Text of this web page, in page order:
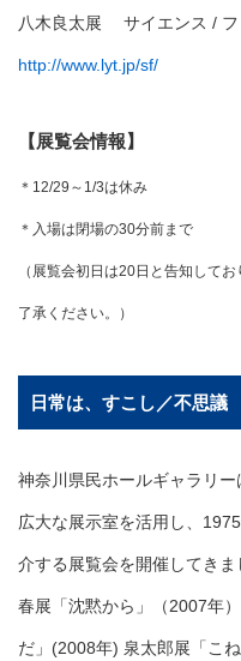
八木良太展 サイエンス / フ
http://www.lyt.jp/sf/
【展覧会情報】
＊12/29～1/3は休み
＊入場は閉場の30分前まで
（展覧会初日は20日と告知して
了承ください。）
日常は、すこし／不思議
神奈川県民ホールギャラリ
広大な展示室を活用し、
介する展覧会を開催してき
春展「沈黙から」（2007年
だ」(2008年) 泉太郎展「こ